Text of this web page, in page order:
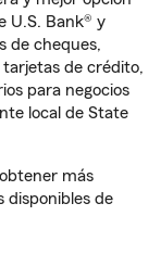
U.S. Bank® y
de cheques,
de crédito,
para negocios
local de State
más
disponibles de